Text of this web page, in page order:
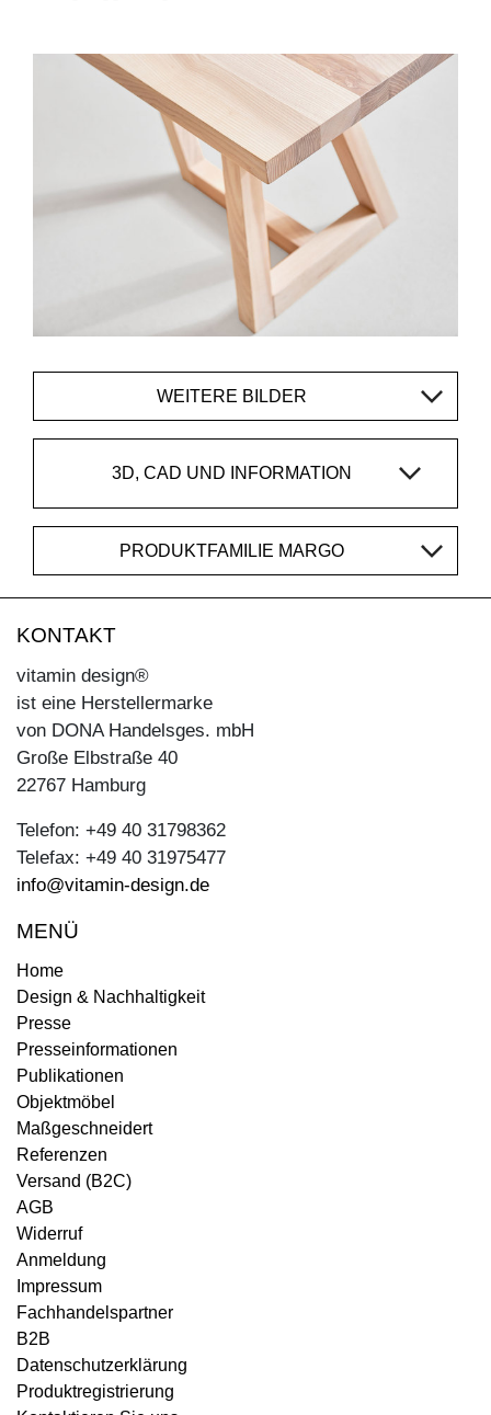
WEITERE BILDER
3D, CAD UND INFORMATION
PRODUKTFAMILIE MARGO
KONTAKT
vitamin design®
ist eine Herstellermarke
von DONA Handelsges. mbH
Große Elbstraße 40
22767 Hamburg
Telefon: +49 40 31798362
Telefax: +49 40 31975477
info@vitamin-design.de
MENÜ
Home
Design & Nachhaltigkeit
Presse
Presseinformationen
Publikationen
Objektmöbel
Maßgeschneidert
Referenzen
Versand (B2C)
AGB
Widerruf
Anmeldung
Impressum
Fachhandelspartner
B2B
Datenschutzerklärung
Produktregistrierung